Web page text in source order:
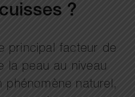
?
principal facteur de
la peau au niveau
phénomène naturel,